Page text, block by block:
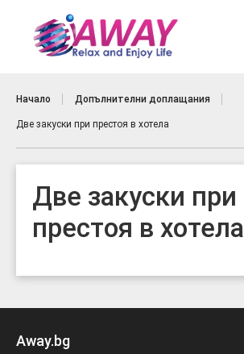
Начало Допълнителни доплащания
Две закуски при престоя в хотела
Две закуски при
престоя в хотела
Away.bg